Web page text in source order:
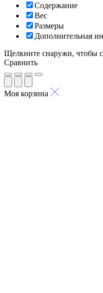
Содержание
Вес
Размеры
Дополнительная
Щелкните снаружи, чтобы
Сравнить
Моя корзина